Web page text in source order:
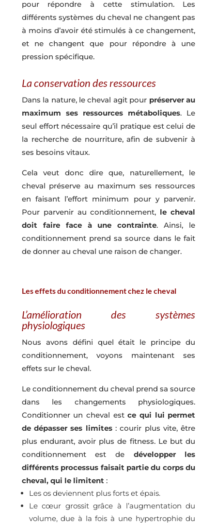
pour répondre à cette stimulation. Les
différents systèmes du cheval ne changent pas
à moins d’avoir été stimulés à ce changement,
et ne changent que pour répondre à une
pression spécifique.
La conservation des ressources
Dans la nature, le cheval agit pour préserver au
maximum ses ressources métaboliques. Le
seul effort nécessaire qu’il pratique est celui de
la recherche de nourriture, afin de subvenir à
ses besoins vitaux.
Cela veut donc dire que, naturellement, le
cheval préserve au maximum ses ressources
en faisant l’effort minimum pour y parvenir.
Pour parvenir au conditionnement, le cheval
doit faire face à une contrainte. Ainsi, le
conditionnement prend sa source dans le fait
de donner au cheval une raison de changer.
Les effets du conditionnement chez le cheval
L’amélioration des systèmes
physiologiques
Nous avons défini quel était le principe du
conditionnement, voyons maintenant ses
effets sur le cheval.
Le conditionnement du cheval prend sa source
dans les changements physiologiques.
Conditionner un cheval estce qui lui permet
de dépasser ses limites: courir plus vite, être
plus endurant, avoir plus de fitness. Le but du
conditionnement est de développer les
différents processus faisait partie du corps du
cheval, qui le limitent:
Les os deviennent plus forts et épais.
Le cœur grossit grâce à l’augmentation du
volume, due à la fois à une hypertrophie du